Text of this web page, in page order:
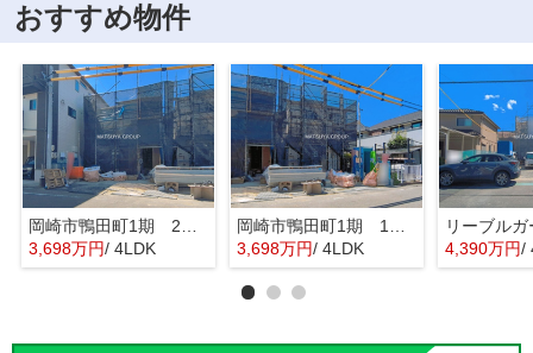
おすすめ物件
3,698万円/ 4LDK
3,698万円/ 4LDK 4,390万円/